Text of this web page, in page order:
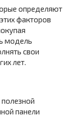
определяют
факторов
модель
свои
лет.